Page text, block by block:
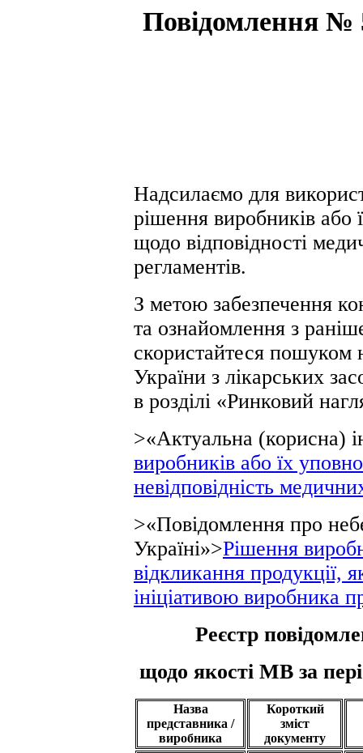
Повідомлення №
Надсилаємо для
рішення виробників або
щодо відповідності
регламентів.
З метою забезпечення
та ознайомлення з
скористайтеся пошуком
України з лікарських
в розділі «Ринковий
>«Актуальна (корисна)
виробників або їх
невідповідність
>«Повідомлення про
Україні»>Рішення
відкликання продукції,
ініціативою виробника
Реєстр
щодо якості МВ за
Назва
представника /
виробника
Короткий
зміст
документу